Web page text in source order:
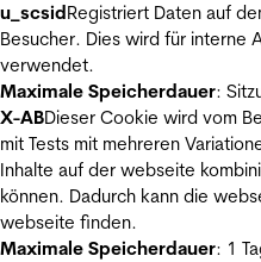
u_scsidRegistriert Daten auf
Besucher. Dies wird für interne
verwendet.
Maximale Speicherdauer:
X-ABDieser Cookie wird vom
mit Tests mit mehreren
Inhalte auf der webseite
können. Dadurch kann die
webseite finden.
Maximale Speicherdauer: 1